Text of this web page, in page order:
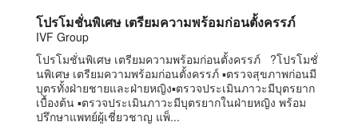
โปรโมชั่นพิเศษ เตรียมความพร้อมก่อนตั้งครรภ์
IVF Group
โปรโมชั่นพิเศษ เตรียมความพร้อมก่อนตั้งครรภ์ ?โปรโมชั่
นพิเศษ เตรียมความพร้อมก่อนตั้งครรภ์ ▪️ตรวจสุขภาพก่อนมี
บุตรทั้งฝ่ายชายและฝ่ายหญิง▪️ตรวจประเมินภาวะมีบุตรยาก
เบื้องต้น ▪️ตรวจประเมินภาวะมีบุตรยากในฝ่ายหญิง พร้อม
ปรึกษาแพทย์ผู้เชี่ยวชาญ แพ็...